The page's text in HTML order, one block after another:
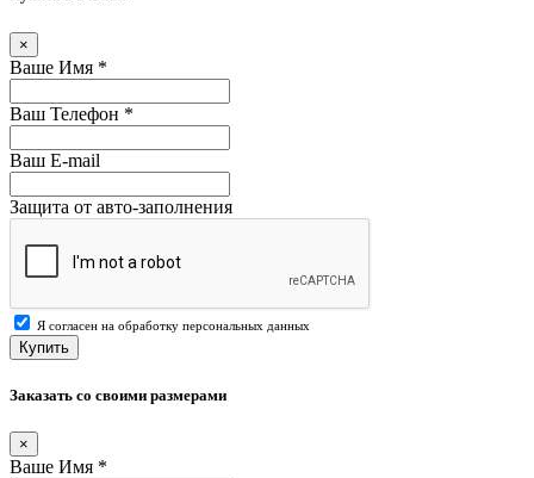
×
Ваше Имя *
Ваш Телефон *
Ваш E-mail
Защита от авто-заполнения
Я согласен на обработку персональных данных
Купить
Заказать со своими размерами
×
Ваше Имя *